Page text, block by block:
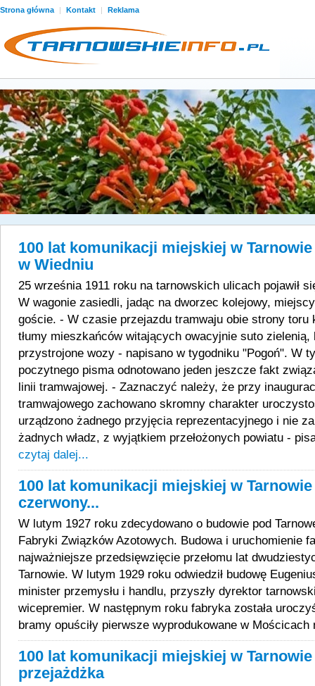
Strona główna | Kontakt | Reklama
100 lat komunikacji miejskiej w
w Wiedniu
25 września 1911 roku na tarnowskich ulicach pojawił
W wagonie zasiedli, jadąc na dworzec kolejowy,
goście. - W czasie przejazdu tramwaju obie strony toru
tłumy mieszkańców witających owacyjnie suto
przystrojone wozy - napisano w tygodniku "Pogoń". W
poczytnego pisma odnotowano jeden jeszcze fakt
linii tramwajowej. - Zaznaczyć należy, że przy
tramwajowego zachowano skromny charakter
urządzono żadnego przyjęcia reprezentacyjnego i nie
żadnych władz, z wyjątkiem przełożonych powiatu -
czytaj dalej...
100 lat komunikacji miejskiej w
czerwony...
W lutym 1927 roku zdecydowano o budowie pod
Fabryki Związków Azotowych. Budowa i uruchomienie
najważniejsze przedsięwzięcie przełomu lat
Tarnowie. W lutym 1929 roku odwiedził budowę
minister przemysłu i handlu, przyszły dyrektor
wicepremier. W następnym roku fabryka została
bramy opuściły pierwsze wyprodukowane w
100 lat komunikacji miejskiej w
przejażdżka